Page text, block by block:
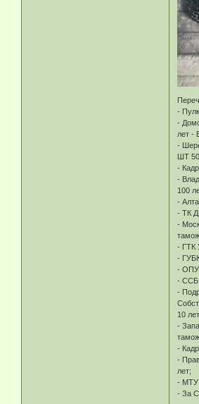
-
-
лет -
-
ШТ
-
-
100
-
- ТК
-
- ГТК
-
- ОПУ
- ССБ
-
10
-
-
-
лет;
- МТУ;
- За